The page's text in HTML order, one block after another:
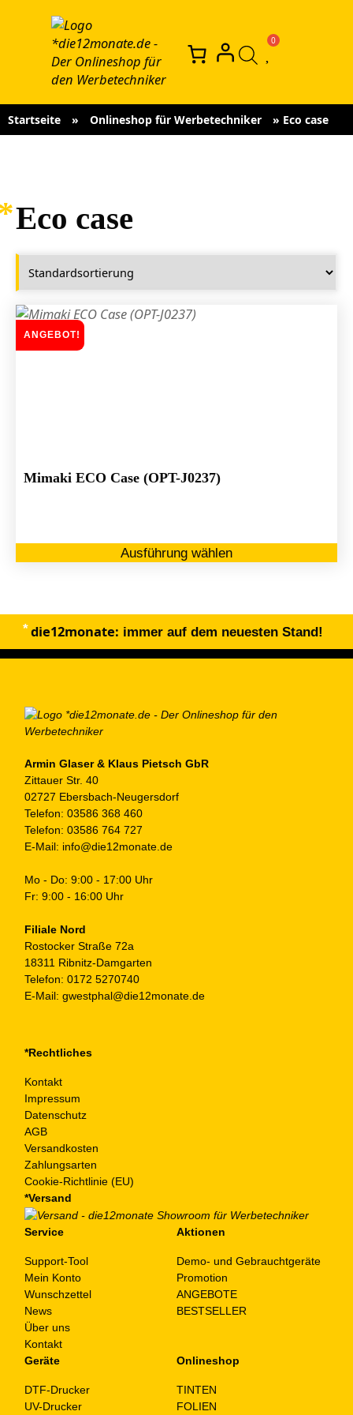
Startseite » Onlineshop für Werbetechniker » Eco case
Eco case
ANGEBOT!
Mimaki ECO Case (OPT-J0237)
Ausführung wählen
die12monate: immer auf dem neuesten Stand!
Armin Glaser & Klaus Pietsch GbR
Zittauer Str. 40
02727 Ebersbach-Neugersdorf
Telefon: 03586 368 460
Telefon: 03586 764 727
E-Mail: info@die12monate.de
Mo - Do: 9:00 - 17:00 Uhr
Fr: 9:00 - 16:00 Uhr
Filiale Nord
Rostocker Straße 72a
18311 Ribnitz-Damgarten
Telefon: 0172 5270740
E-Mail: gwestphal@die12monate.de
*Rechtliches
Kontakt
Impressum
Datenschutz
AGB
Versandkosten
Zahlungsarten
Cookie-Richtlinie (EU)
*Versand
Service
Support-Tool
Mein Konto
Wunschzettel
News
Über uns
Kontakt
Aktionen
Demo- und Gebrauchtgeräte
Promotion
ANGEBOTE
BESTSELLER
Geräte
DTF-Drucker
UV-Drucker
Onlineshop
TINTEN
FOLIEN